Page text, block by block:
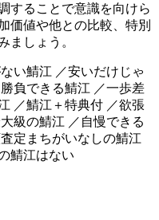
することで意識を向けら
価値や他との比較、特別
ましょう。
い鯖江 ／安いだけじゃ
負できる鯖江 ／一歩差
／鯖江＋特典付 ／欲張
級の鯖江 ／自慢できる
定まちがいなしの鯖江
鯖江はない